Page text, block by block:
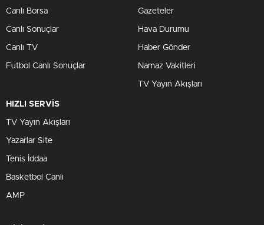
Canlı Borsa
Canlı Sonuçlar
Canlı TV
Futbol Canlı Sonuçlar
Gazeteler
Hava Durumu
Haber Gönder
Namaz Vakitleri
TV Yayın Akışları
HIZLI SERVİS
TV Yayın Akışları
Yazarlar Site
Tenis İddaa
Basketbol Canlı
AMP